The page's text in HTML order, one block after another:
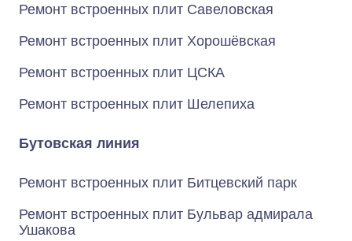
Ремонт встроенных плит Савеловская
Ремонт встроенных плит Хорошёвская
Ремонт встроенных плит ЦСКА
Ремонт встроенных плит Шелепиха
Бутовская линия
Ремонт встроенных плит Битцевский парк
Ремонт встроенных плит Бульвар адмирала
Ушакова